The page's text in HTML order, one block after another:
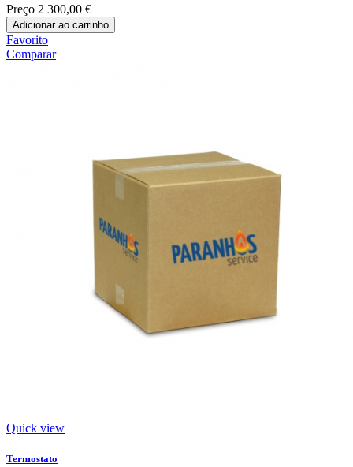
Preço 2 300,00 €
Adicionar ao carrinho
Favorito
Comparar
Quick view
Termostato